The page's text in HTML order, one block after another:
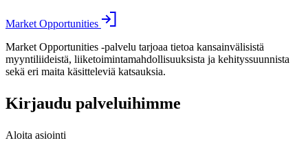
Market Opportunities
Market Opportunities -palvelu tarjoaa tietoa kansainvälisistä
myyntiliideistä, liiketoimintamahdollisuuksista ja kehityssuunnista
sekä eri maita käsitteleviä katsauksia.
Kirjaudu palveluihimme
Aloita asiointi